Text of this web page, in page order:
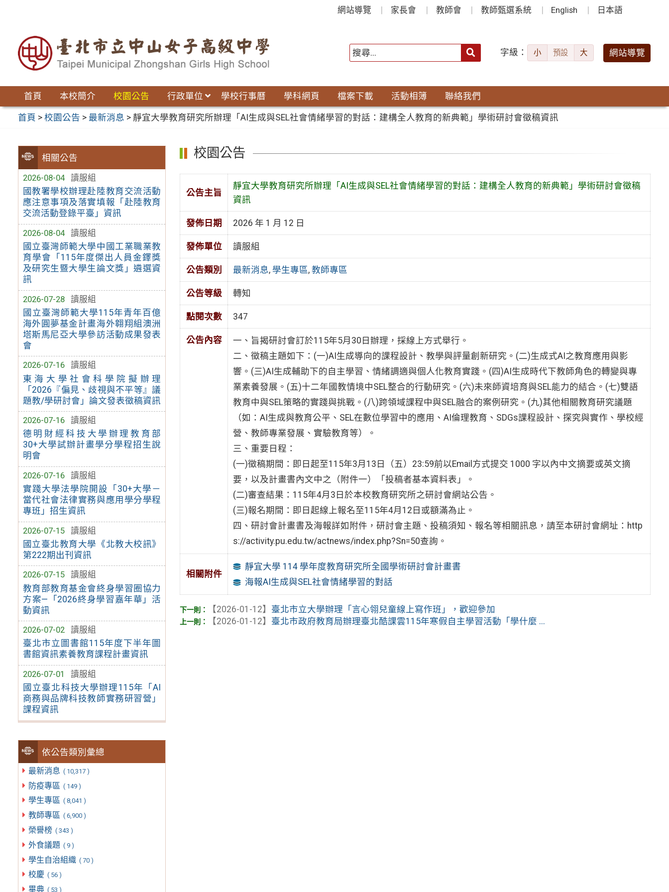
網站導覽 家長會 教師會 教師甄選系統 English 日本語
字級： 小 預設 大 網站導覽
首頁 本校簡介 校園公告 行政單位 學校行事曆 學科網頁 檔案下載 活動相簿 聯絡我們
首頁 >校園公告 > 最新消息 >靜宜大學教育研究所辦理「AI生成與SEL社會情緒學習的對話：建構全人教育的新典範」學術研討會徵稿資訊
相關公告
2026-08-04
讀服組
國教署學校辦理赴陸教育交流活動
應注意事項及落實填報「赴陸教育
交流活動登錄平臺」資訊
2026-08-04
讀服組
國立臺灣師範大學中國工業職業教
育學會「115年度傑出人員金鐸獎
及研究生暨大學生論文獎」遴選資
訊
2026-07-28
讀服組
國立臺灣師範大學115年青年百億
海外圓夢基金計畫海外翱翔組澳洲
塔斯馬尼亞大學參訪活動成果發表
會
2026-07-16
讀服組
東海大學社會科學院擬辦理
「2026『偏見、歧視與不平等』議
題教/學研討會」論文發表徵稿資訊
2026-07-16
讀服組
德明財經科技大學辦理教育部
30+大學試辦計畫學分學程招生說
明會
2026-07-16
讀服組
實踐大學法學院開設「30+大學－
當代社會法律實務與應用學分學程
專班」招生資訊
2026-07-15
讀服組
國立臺北教育大學《北教大校訊》
第222期出刊資訊
2026-07-15
讀服組
教育部教育基金會終身學習圈協力
方案—「2026終身學習嘉年華」活
動資訊
2026-07-02
讀服組
臺北市立圖書館115年度下半年圖
書館資訊素養教育課程計畫資訊
2026-07-01
讀服組
國立臺北科技大學辦理115年「AI
商務與品牌科技教師實務研習營」
課程資訊
依公告類別彙總
最新消息 ( 10,317 )
防疫專區 ( 149 )
學生專區 ( 8,041 )
教師專區 ( 6,900 )
榮譽榜 ( 343 )
外食議題 ( 9 )
學生自治組織 ( 70 )
校慶 ( 56 )
畢典 ( 53 )
校園公告
公告主旨
靜宜大學教育研究所辦理「AI生成與SEL社會情緒學習的對話：建構全人教育的新典範」學術研討會徵稿
資訊
發佈日期 2026 年 1 月 12 日
發佈單位 讀服組
公告類別 最新消息, 學生專區, 教師專區
公告等級 轉知
點閱次數 347
公告內容
一、旨揭研討會訂於115年5月30日辦理，採線上方式舉行。
二、徵稿主題如下：(一)AI生成導向的課程設計、教學與評量創新研究。(二)生成式AI之教育應用與影
響。(三)AI生成輔助下的自主學習、情緒調適與個人化教育實踐。(四)AI生成時代下教師角色的轉變與專
業素養發展。(五)十二年國教情境中SEL整合的行動研究。(六)未來師資培育與SEL能力的結合。(七)雙語
教育中與SEL策略的實踐與挑戰。(八)跨領域課程中與SEL融合的案例研究。(九)其他相關教育研究議題
（如：AI生成與教育公平、SEL在數位學習中的應用、AI倫理教育、SDGs課程設計、探究與實作、學校經
營、教師專業發展、實驗教育等）。
三、重要日程：
(一)徵稿期間：即日起至115年3月13日（五）23:59前以Email方式提交 1000 字以內中文摘要或英文摘
要，以及計畫書內文中之（附件一）「投稿者基本資料表」。
(二)審查結果：115年4月3日於本校教育研究所之研討會網站公告。
(三)報名期間：即日起線上報名至115年4月12日或額滿為止。
四、研討會計畫書及海報詳如附件，研討會主題、投稿須知、報名等相關訊息，請至本研討會網址：http
s://activity.pu.edu.tw/actnews/index.php?Sn=50查詢。
相關附件
靜宜大學 114 學年度教育研究所全國學術研討會計畫書
海報AI生成與SEL社會情緒學習的對話
【2026-01-12】 臺北市立大學辦理「言心翎兒童線上寫作班」，歡迎參加
【2026-01-12】 臺北市政府教育局辦理臺北酷課雲115年寒假自主學習活動「學什麼 ...